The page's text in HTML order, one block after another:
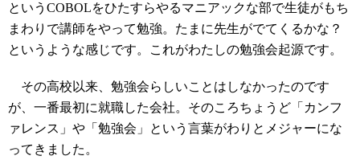
というCOBOLをひたすらやるマニアックな部で生徒がもち
まわりで講師をやって勉強。たまに先生がでてくるかな？
というような感じです。これがわたしの勉強会起源です。
その高校以来、勉強会らしいことはしなかったのです
が、一番最初に就職した会社。そのころちょうど「カンフ
ァレンス」や「勉強会」という言葉がわりとメジャーにな
ってきました。